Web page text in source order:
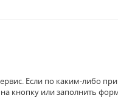
Если по каким-либо
кнопку или заполнить